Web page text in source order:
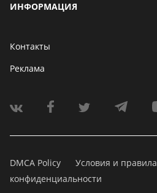
ИНФОРМАЦИЯ
Контакты
Реклама
DMCA Policy Условия и правила
конфиденциальности